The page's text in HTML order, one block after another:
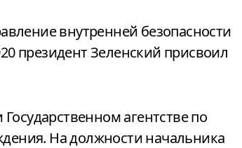
внутренней безопасности
президент Зеленский присвоил
агентстве по
На должности начальника